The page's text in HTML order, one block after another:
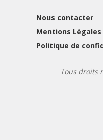
Nous contacter
Mentions Légales
Politique de
Tous droits